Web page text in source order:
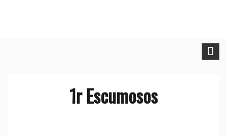
1r Escumosos